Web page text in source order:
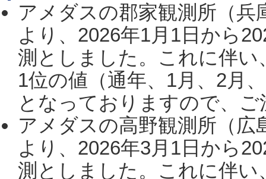
アメダスの郡家観測所（
より、2026年1月1日から
測としました。これに伴い
1位の値（通年、1月、2月
となっておりますので、
アメダスの高野観測所（
より、2026年3月1日から
測としました。これに伴い